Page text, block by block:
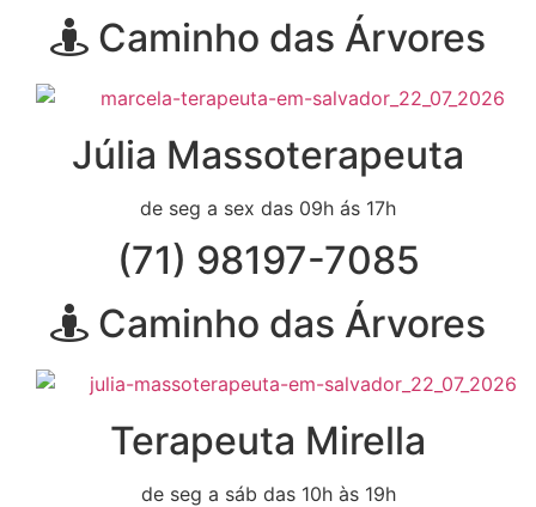
Caminho das Árvores
Júlia Massoterapeuta
de seg a sex das 09h ás 17h
(71) 98197-7085
Caminho das Árvores
Terapeuta Mirella
de seg a sáb das 10h às 19h